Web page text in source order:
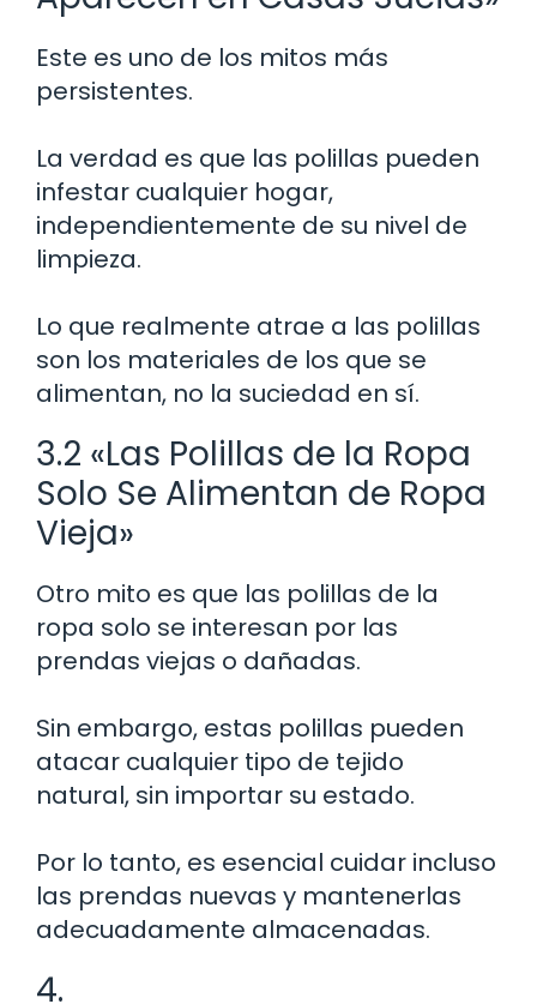
Este es uno de los mitos más
persistentes.
La verdad es que las polillas pueden
infestar cualquier hogar,
independientemente de su nivel de
limpieza.
Lo que realmente atrae a las polillas
son los materiales de los que se
alimentan, no la suciedad en sí.
3.2 «Las Polillas de la Ropa
Solo Se Alimentan de Ropa
Vieja»
Otro mito es que las polillas de la
ropa solo se interesan por las
prendas viejas o dañadas.
Sin embargo, estas polillas pueden
atacar cualquier tipo de tejido
natural, sin importar su estado.
Por lo tanto, es esencial cuidar incluso
las prendas nuevas y mantenerlas
adecuadamente almacenadas.
4.